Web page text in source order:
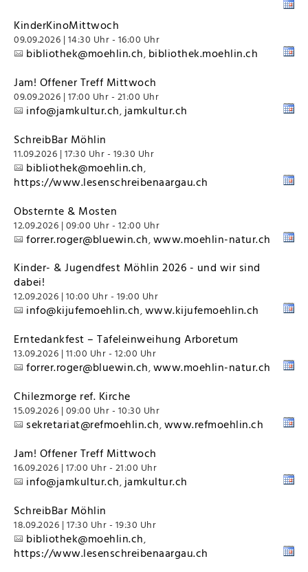
KinderKinoMittwoch
09.09.2026 | 14:30 Uhr - 16:00 Uhr
bibliothek@moehlin.ch, bibliothek.moehlin.ch
Jam! Offener Treff Mittwoch
09.09.2026 | 17:00 Uhr - 21:00 Uhr
info@jamkultur.ch, jamkultur.ch
SchreibBar Möhlin
11.09.2026 | 17:30 Uhr - 19:30 Uhr
bibliothek@moehlin.ch,
https://www.lesenschreibenaargau.ch
Obsternte & Mosten
12.09.2026 | 09:00 Uhr - 12:00 Uhr
forrer.roger@bluewin.ch,www.moehlin-natur.ch
Kinder- & Jugendfest Möhlin 2026 - und wir sind
dabei!
12.09.2026 | 10:00 Uhr - 19:00 Uhr
info@kijufemoehlin.ch,www.kijufemoehlin.ch
Erntedankfest – Tafeleinweihung Arboretum
13.09.2026 | 11:00 Uhr - 12:00 Uhr
forrer.roger@bluewin.ch,www.moehlin-natur.ch
Chilezmorge ref. Kirche
15.09.2026 | 09:00 Uhr - 10:30 Uhr
sekretariat@refmoehlin.ch,www.refmoehlin.ch
Jam! Offener Treff Mittwoch
16.09.2026 | 17:00 Uhr - 21:00 Uhr
info@jamkultur.ch, jamkultur.ch
SchreibBar Möhlin
18.09.2026 | 17:30 Uhr - 19:30 Uhr
bibliothek@moehlin.ch,
https://www.lesenschreibenaargau.ch